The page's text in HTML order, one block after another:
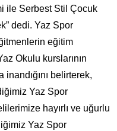
ile Serbest Stil Çocuk
dedi. Yaz Spor
eğitim
Okulu kurslarının
inandığını belirterek,
Yaz Spor
hayırlı ve uğurlu
Yaz Spor